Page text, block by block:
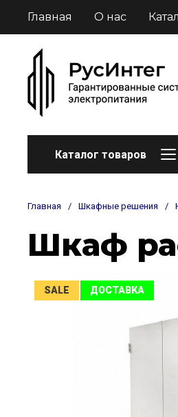
Главная О нас
Каталог товаров
Главная / Шкафные решения /
Шкаф
SALE ДОСТАВКА